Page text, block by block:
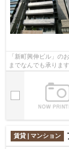
「新町興伸ビル」の
までなんでも承りま
賃貸 | マンション